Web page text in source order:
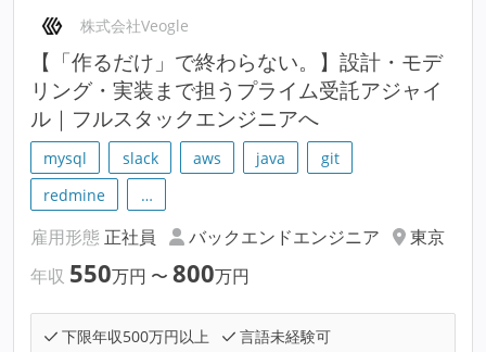
株式会社Veogle
【「作るだけ」で終わらない。】設計・モデ
リング・実装まで担うプライム受託アジャイ
ル｜フルスタックエンジニアへ
mysql slack aws java
git
redmine
…
雇用形態 正社員 バックエンドエンジニア
東京
年収 550万円 〜 800万円
下限年収500万円以上
言語未経験可